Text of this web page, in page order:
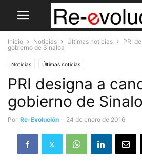
Inicio Noticias Últimas noticias
PRI
gobierno de Sinaloa
Noticias Últimas noticias
PRI designa a
gobierno de
Por Re-Evolución - 24 de enero de 2016